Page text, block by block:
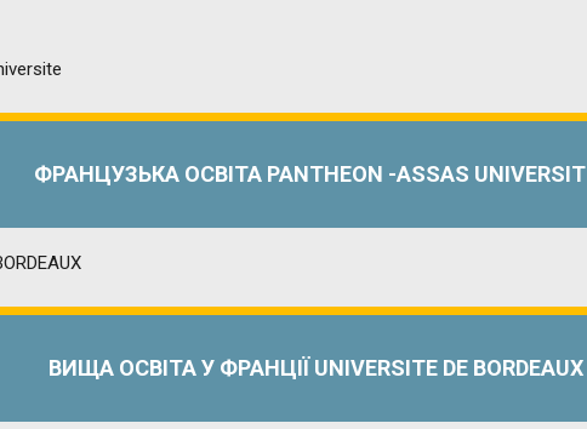
ФРАНЦУЗЬКА ОСВІТА PANTHEON -ASSAS
ВИЩА ОСВІТА У ФРАНЦІЇ UNIVERSITE DE BORDEAUX